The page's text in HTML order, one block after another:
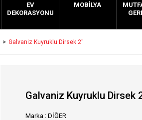
EV
DEKORASYONU
MOBILYA
Galvaniz Kuyruklu Dirsek 2''
Galvaniz Kuyruklu Dirsek
Marka : DİĞER